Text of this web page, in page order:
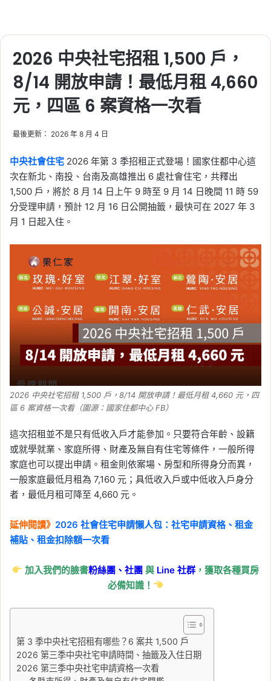
2026 中央社宅招租 1,500 戶，
8/14 開放申請！最低月租 4,660
元，四區 6 案資格一次看
最後更新： 2026 年 8 月 4 日
中央社會住宅 2026 年第 3 季招租正式登場！國家住都中心這
次在新北、南投、台南及高雄推出 6 處社會住宅，共釋出
1,500 戶，將於 8 月 14 日上午 9 時至 9 月 14 日晚間 11 時 59
分受理申請，預計 12 月 16 日公開抽籤，最快可在 2027 年 3
月 1 日起入住。
2026 中央社宅招租 1,500 戶，8/14 開放申請！最低月租 4,660 元，四
區 6 案資格一次看（圖源：國家住都中心 FB）
這次招租並不是只有低收入戶才能參加。只要符合年齡、設籍
或就學就業、家庭所得、財產及無自有住宅等條件，一般所得
家庭也可以提出申請。租金則依案場、房型和所得身分而異，
一般家庭最低月租為 7,160 元；具低收入戶或中低收入戶身分
者，最低月租可降至 4,660 元。
延伸閱讀》 2026 社會住宅申請懶人包：社宅申請資格、租金
補貼、租金扣除額一次看
加入我們的臉書粉絲團、社團與 Line社群 ，獲取各種買房
必備知識！
第 3 季中央社宅招租有哪些？6 案共 1,500 戶
2026 第三季中央社宅申請時間、抽籤及入住日期
2026 第三季中央社宅申請資格一次看